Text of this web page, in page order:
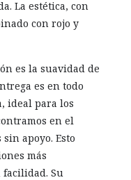
La estética, con
con rojo y
es la suavidad de
es en todo
ideal para los
en el
apoyo. Esto
más
facilidad. Su